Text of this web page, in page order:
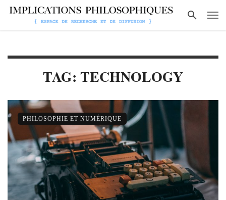
TAG: TECHNOLOGY
PHILOSOPHIE ET NUMÉRIQUE